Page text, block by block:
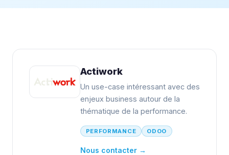
Actiwork
Un use-case intéressant avec des
enjeux business autour de la
thématique de la performance.
PERFORMANCE ODOO
Nous contacter →